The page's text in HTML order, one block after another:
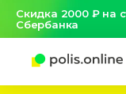
Скидка 2000 ₽ на
Сбербанка